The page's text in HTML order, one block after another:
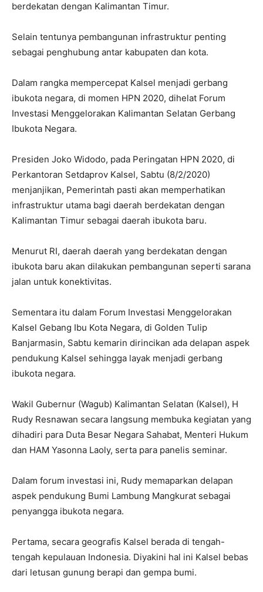
berdekatan dengan Kalimantan Timur.
Selain tentunya pembangunan infrastruktur penting
sebagai penghubung antar kabupaten dan kota.
Dalam rangka mempercepat Kalsel menjadi gerbang
ibukota negara, di momen HPN 2020, dihelat Forum
Investasi Menggelorakan Kalimantan Selatan Gerbang
Ibukota Negara.
Presiden Joko Widodo, pada Peringatan HPN 2020, di
Perkantoran Setdaprov Kalsel, Sabtu (8/2/2020)
menjanjikan, Pemerintah pasti akan memperhatikan
infrastruktur utama bagi daerah berdekatan dengan
Kalimantan Timur sebagai daerah ibukota baru.
Menurut RI, daerah daerah yang berdekatan dengan
ibukota baru akan dilakukan pembangunan seperti sarana
jalan untuk konektivitas.
Sementara itu dalam Forum Investasi Menggelorakan
Kalsel Gebang Ibu Kota Negara, di Golden Tulip
Banjarmasin, Sabtu kemarin dirincikan ada delapan aspek
pendukung Kalsel sehingga layak menjadi gerbang
ibukota negara.
Wakil Gubernur (Wagub) Kalimantan Selatan (Kalsel), H
Rudy Resnawan secara langsung membuka kegiatan yang
dihadiri para Duta Besar Negara Sahabat, Menteri Hukum
dan HAM Yasonna Laoly, serta para panelis seminar.
Dalam forum investasi ini, Rudy memaparkan delapan
aspek pendukung Bumi Lambung Mangkurat sebagai
penyangga ibukota negara.
Pertama, secara geografis Kalsel berada di tengah-
tengah kepulauan Indonesia. Diyakini hal ini Kalsel bebas
dari letusan gunung berapi dan gempa bumi.